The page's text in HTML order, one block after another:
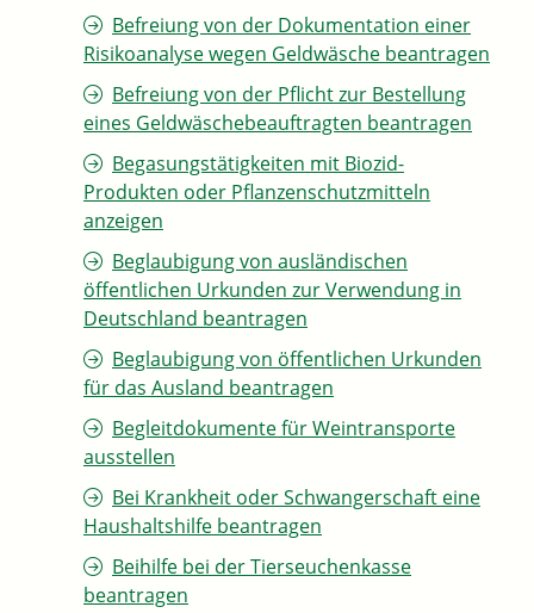
Befreiung von der Dokumentation einer
Risikoanalyse wegen Geldwäsche beantragen
Befreiung von der Pflicht zur Bestellung
eines Geldwäschebeauftragten beantragen
Begasungstätigkeiten mit Biozid-
Produkten oder Pflanzenschutzmitteln
anzeigen
Beglaubigung von ausländischen
öffentlichen Urkunden zur Verwendung in
Deutschland beantragen
Beglaubigung von öffentlichen Urkunden
für das Ausland beantragen
Begleitdokumente für Weintransporte
ausstellen
Bei Krankheit oder Schwangerschaft eine
Haushaltshilfe beantragen
Beihilfe bei der Tierseuchenkasse
beantragen